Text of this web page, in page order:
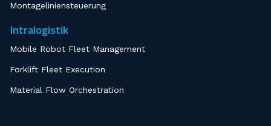
Montageliniensteuerung
Intralogistik
Mobile Robot Fleet Management
Forklift Fleet Execution
Material Flow Orchestration